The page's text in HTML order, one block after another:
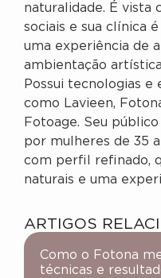
naturalidade. É vista
sociais e sua clínica
uma experiência de
ambientação
Possui tecnologias
como Lavieen,
Fotoage. Seu
por mulheres de 35
com perfil refinado,
naturais e uma
ARTIGOS
Como o Fotona
técnicas e